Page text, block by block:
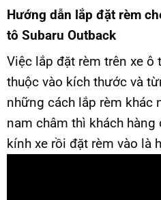
Hướng dẫn lắp đặt rèm
tô Subaru Outback
Việc lắp đặt rèm trên xe ô
thuộc vào kích thước và
những cách lắp rèm khác
nam châm thì khách
kính xe rồi đặt rèm vào là